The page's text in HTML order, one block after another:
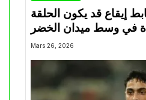
إيقاع قد يكون الحلقة
في وسط ميدان الخضر
Mars 26, 2026